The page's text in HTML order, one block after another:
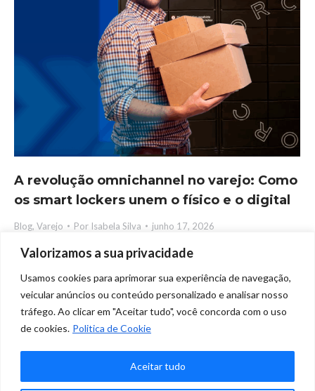
Valorizamos a sua privacidade
Usamos cookies para aprimorar sua experiência de navegação,
veicular anúncios ou conteúdo personalizado e analisar nosso
tráfego. Ao clicar em "Aceitar tudo", você concorda com o uso
de cookies. Politica de Cookie
Aceitar tudo
A revolução omnichannel no varejo: Como
os smart lockers unem o físico e o digital
Blog, Varejo Por Isabela Silva junho 17, 2026
No varejo moderno, a conveniência se tornou a moeda mais
entre o online e o offline: ele quer pesquisar no smartphone,
comprar pelo aplicativo e escolher onde e quando deseja retirar o
produto. Essa convergência deu força ao omnichannel no varejo,
uma estratégia que deixou de ser um diferencial competitivo para
se tornar um requisito de sobrevivência de mercado. No entanto,